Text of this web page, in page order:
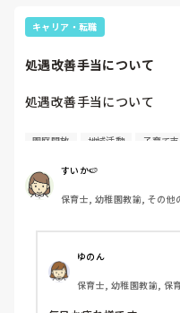
キャリア・転職
処遇改善手当について
処遇改善手当について
前園では処遇改善Ⅰ→2万
処遇改善Ⅲ→9000円
転職後の園では
処遇改善Ⅱ→クラス担任
ー保育士となる為今年度
ジション等による
処遇改善Ⅲ→7000円
園庭開放 地域活動 子育て
すいか🍉
保育士, 幼稚園教諭, その他
ゆのん
保育士, 幼稚園教諭, 保